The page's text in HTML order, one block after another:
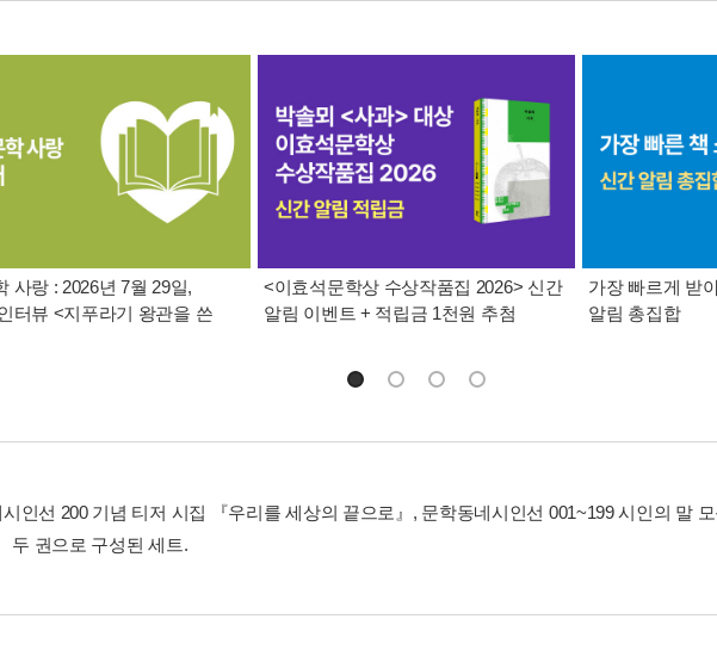
사랑 : 2026년 7월 29일,
터뷰 <지푸라기 왕관을 쓴
<이효석문학상 수상작품집 2026> 신간
알림 이벤트 + 적립금 1천원 추첨
가장 빠르게 받
알림 총집합
인선 200 기념 티저 시집 『우리를 세상의 끝으로』, 문학동네시인선 001~199 시인의 말
두 권으로 구성된 세트.